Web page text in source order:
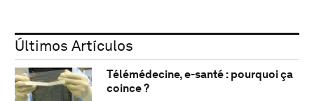
Últimos Artículos
Télémédecine, e-santé : pourquoi ça
coince ?